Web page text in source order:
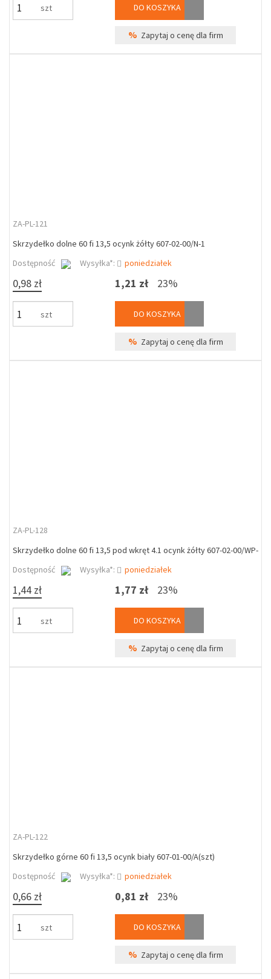
szt DO KOSZYKA
% Zapytaj o cenę dla firm
ZA-PL-121
Skrzydełko dolne 60 fi 13,5 ocynk żółty 607-02-00/N-1
Dostępność
Wysyłka*: poniedziałek
0,98 zł
szt
1,21 zł 23%
DO KOSZYKA
% Zapytaj o cenę dla firm
ZA-PL-128
Skrzydełko dolne 60 fi 13,5 pod wkręt 4.1 ocynk żółty 607-02-00/WP-
Dostępność
Wysyłka*: poniedziałek
1,44 zł
szt
1,77 zł 23%
DO KOSZYKA
% Zapytaj o cenę dla firm
ZA-PL-122
Skrzydełko górne 60 fi 13,5 ocynk biały 607-01-00/A(szt)
Dostępność
Wysyłka*: poniedziałek
0,66 zł
szt
0,81 zł 23%
DO KOSZYKA
% Zapytaj o cenę dla firm